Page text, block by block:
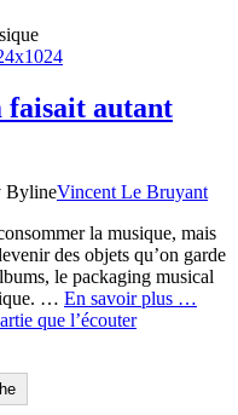
autant
BylineVincent Le Bruyant
la musique, mais
des objets qu’on garde
le packaging musical
… En savoir plus …
que l’écouter